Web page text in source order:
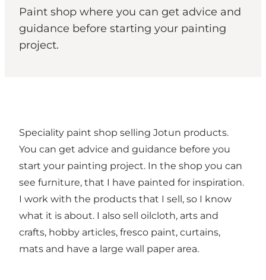
Paint shop where you can get advice and
guidance before starting your painting
project.
Speciality paint shop selling Jotun products.
You can get advice and guidance before you
start your painting project. In the shop you can
see furniture, that I have painted for inspiration.
I work with the products that I sell, so I know
what it is about. I also sell oilcloth, arts and
crafts, hobby articles, fresco paint, curtains,
mats and have a large wall paper area.